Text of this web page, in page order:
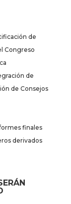
de
Congreso
de
de Consejos
finales
derivados